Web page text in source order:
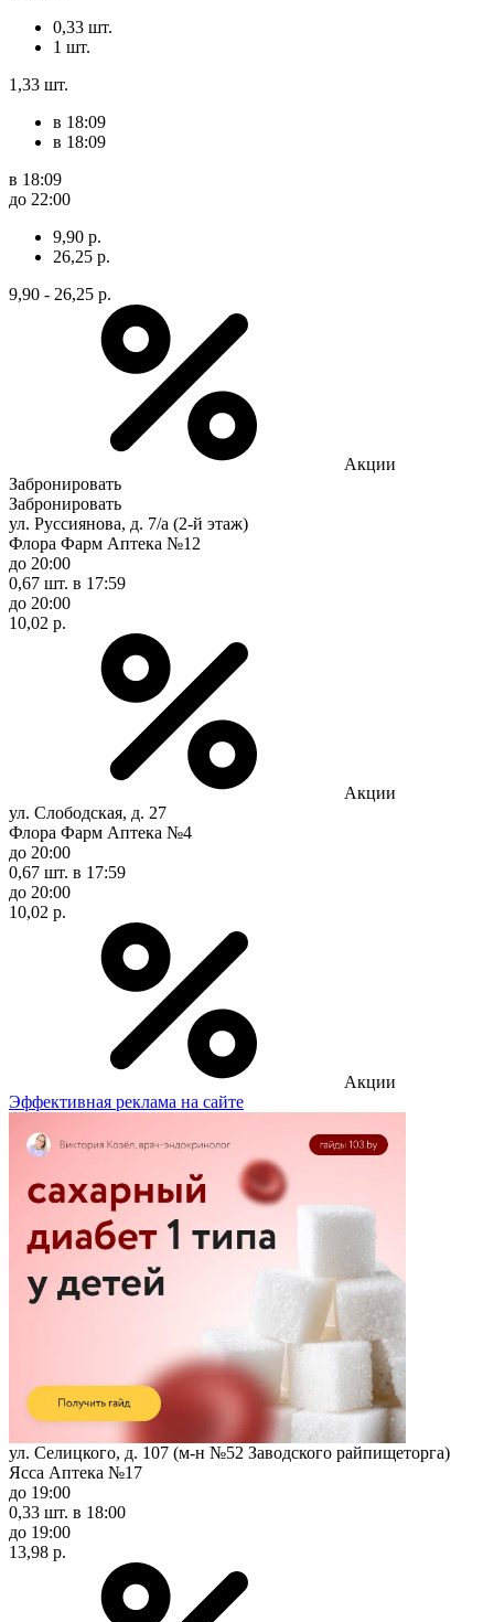
0,33 шт.
1 шт.
1,33 шт.
в 18:09
в 18:09
в 18:09
до 22:00
9,90 р.
26,25 р.
9,90 - 26,25 р.
Акции
Забронировать
Забронировать
ул. Руссиянова, д. 7/а (2-й этаж)
Флора Фарм Аптека №12
до 20:00
0,67 шт. в 17:59
до 20:00
10,02 р.
Акции
ул. Слободская, д. 27
Флора Фарм Аптека №4
до 20:00
0,67 шт. в 17:59
до 20:00
10,02 р.
Акции
Эффективная реклама на сайте
ул. Селицкого, д. 107 (м-н №52 Заводского райпищеторга)
Ясса Аптека №17
до 19:00
0,33 шт. в 18:00
до 19:00
13,98 р.